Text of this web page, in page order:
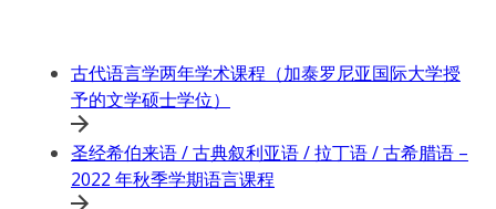
古代语言学两年学术课程（加泰罗尼亚国际大学授
予的文学硕士学位）
圣经希伯来语 / 古典叙利亚语 / 拉丁语 / 古希腊语 –
2022 年秋季学期语言课程